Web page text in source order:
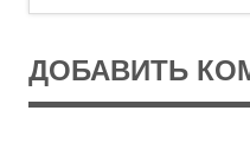
ДОБАВИТЬ